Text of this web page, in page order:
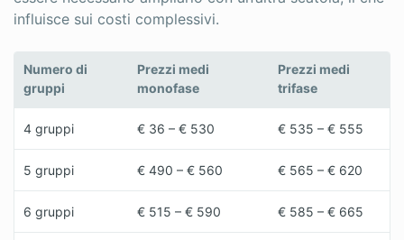
influisce sui costi complessivi.
Numero di
gruppi
Prezzi medi
monofase
Prezzi medi
trifase
4 gruppi € 36 – € 530 € 535 – € 555
5 gruppi € 490 – € 560 € 565 – € 620
6 gruppi € 515 – € 590 € 585 – € 665